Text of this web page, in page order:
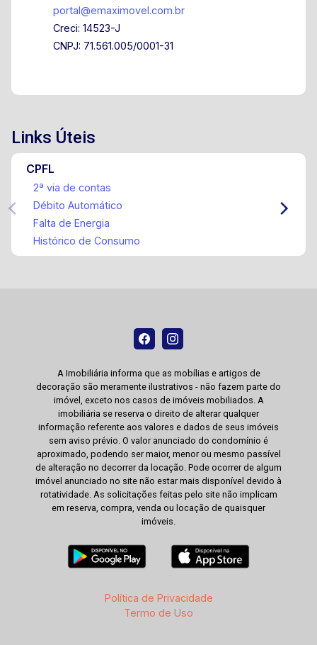
portal@emaximovel.com.br
Creci: 14523-J
CNPJ: 71.561.005/0001-31
Links Úteis
CPFL
2ª via de contas
Débito Automático
Falta de Energia
Histórico de Consumo
A Imobiliária informa que as mobílias e artigos de
decoração são meramente ilustrativos - não fazem parte do
imóvel, exceto nos casos de imóveis mobiliados. A
imobiliária se reserva o direito de alterar qualquer
informação referente aos valores e dados de seus imóveis
sem aviso prévio. O valor anunciado do condomínio é
aproximado, podendo ser maior, menor ou mesmo passível
de alteração no decorrer da locação. Pode ocorrer de algum
imóvel anunciado no site não estar mais disponível devido à
rotatividade. As solicitações feitas pelo site não implicam
em reserva, compra, venda ou locação de quaisquer
imóveis.
Política de Privacidade
Termo de Uso